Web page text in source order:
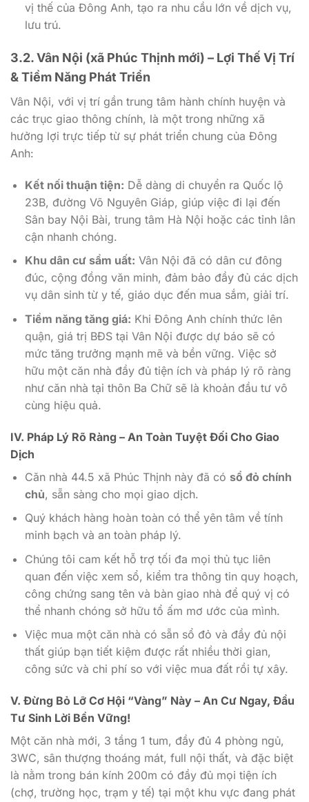
vị thế của Đông Anh, tạo ra nhu cầu lớn về dịch vụ,
lưu trú.
3.2. Vân Nội (xã Phúc Thịnh mới) – Lợi Thế Vị Trí
& Tiềm Năng Phát Triển
Vân Nội, với vị trí gần trung tâm hành chính huyện và
các trục giao thông chính, là một trong những xã
hưởng lợi trực tiếp từ sự phát triển chung của Đông
Anh:
Kết nối thuận tiện: Dễ dàng di chuyển ra Quốc lộ
23B, đường Võ Nguyên Giáp, giúp việc đi lại đến
Sân bay Nội Bài, trung tâm Hà Nội hoặc các tỉnh lân
cận nhanh chóng.
Khu dân cư sầm uất: Vân Nội đã có dân cư đông
đúc, cộng đồng văn minh, đảm bảo đầy đủ các dịch
vụ dân sinh từ y tế, giáo dục đến mua sắm, giải trí.
Tiềm năng tăng giá: Khi Đông Anh chính thức lên
quận, giá trị BĐS tại Vân Nội được dự báo sẽ có
mức tăng trưởng mạnh mẽ và bền vững. Việc sở
hữu một căn nhà đầy đủ tiện ích và pháp lý rõ ràng
như căn nhà tại thôn Ba Chữ sẽ là khoản đầu tư vô
cùng hiệu quả.
IV. Pháp Lý Rõ Ràng – An Toàn Tuyệt Đối Cho Giao
Dịch
Căn nhà 44.5 xã Phúc Thịnh này đã có sổ đỏ chính
chủ, sẵn sàng cho mọi giao dịch.
Quý khách hàng hoàn toàn có thể yên tâm về tính
minh bạch và an toàn pháp lý.
Chúng tôi cam kết hỗ trợ tối đa mọi thủ tục liên
quan đến việc xem sổ, kiểm tra thông tin quy hoạch,
công chứng sang tên và bàn giao nhà để quý vị có
thể nhanh chóng sở hữu tổ ấm mơ ước của mình.
Việc mua một căn nhà có sẵn sổ đỏ và đầy đủ nội
thất giúp bạn tiết kiệm được rất nhiều thời gian,
công sức và chi phí so với việc mua đất rồi tự xây.
V. Đừng Bỏ Lỡ Cơ Hội “Vàng” Này – An Cư Ngay, Đầu
Tư Sinh Lời Bền Vững!
Một căn nhà mới, 3 tầng 1 tum, đầy đủ 4 phòng ngủ,
3WC, sân thượng thoáng mát, full nội thất, và đặc biệt
là nằm trong bán kính 200m có đầy đủ mọi tiện ích
(chợ, trường học, trạm y tế) tại một khu vực đang phát